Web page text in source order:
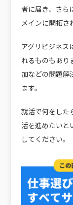
者に届き、さら
メインに開拓さ
アグリビジネス
れるものもあり
加などの問題解
ます。
就活で何をした
活を進めたいと
してください。